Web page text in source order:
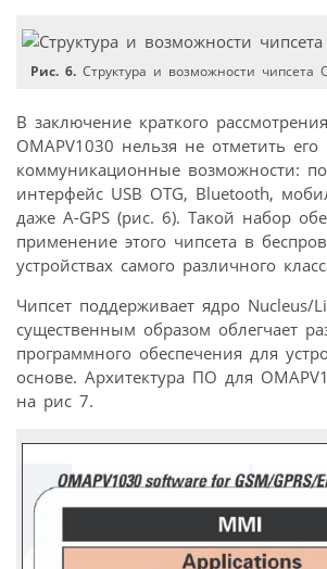
Рис. 6. Структура и возможности чипсета
В заключение краткого
OMAPV1030 нельзя не отметить
коммуникационные возможности:
интерфейс USB OTG, Bluetooth,
даже A-GPS (рис. 6). Такой набор
применение этого чипсета в
устройствах самого различного
Чипсет поддерживает ядро Nucleus/
существенным образом облегчает
программного обеспечения для
основе. Архитектура ПО для
на рис 7.